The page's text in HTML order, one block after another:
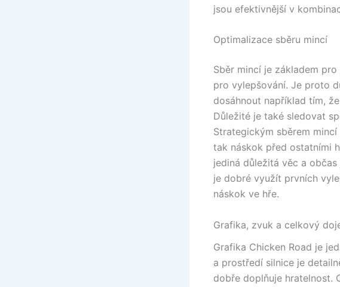
jsou efektivnější v
Optimalizace sběru mincí
Sběr mincí je základem
pro vylepšování. Je proto
dosáhnout například tím,
Důležité je také sledovat
Strategickým sběrem
tak náskok před ostatními
jediná důležitá věc a
je dobré využít prvních
náskok ve hře.
Grafika, zvuk a celkový
Grafika Chicken Road je
a prostředí silnice je
dobře doplňuje hratelnost.